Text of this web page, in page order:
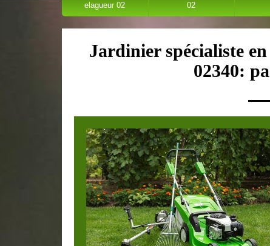
elagueur 02
02
Jardinier spécialiste
02340: